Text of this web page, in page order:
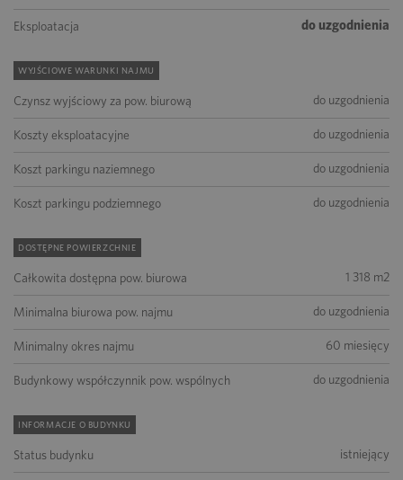
Eksploatacja do uzgodnienia
WYJŚCIOWE WARUNKI NAJMU
Czynsz wyjściowy za pow. biurową do uzgodnienia
Koszty eksploatacyjne do uzgodnienia
Koszt parkingu naziemnego do uzgodnienia
Koszt parkingu podziemnego do uzgodnienia
DOSTĘPNE POWIERZCHNIE
Całkowita dostępna pow. biurowa 1 318 m2
Minimalna biurowa pow. najmu do uzgodnienia
Minimalny okres najmu 60 miesięcy
Budynkowy współczynnik pow. wspólnych do uzgodnienia
INFORMACJE O BUDYNKU
Status budynku istniejący